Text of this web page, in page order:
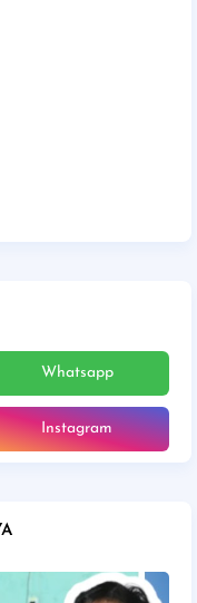
Whatsapp
Instagram